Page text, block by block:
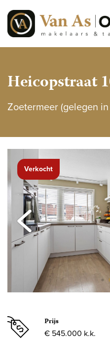
Heicopstraat
Zoetermeer (gelegen
Verkocht
Prijs
€ 545.000 k.k.